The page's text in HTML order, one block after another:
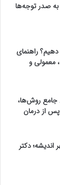
با پروژه آکوستیک «۶+۱» به صدر توجه‌ها
راهنمای
و
روش‌ها،
پس از درمان
اندیشه؛ دکتر